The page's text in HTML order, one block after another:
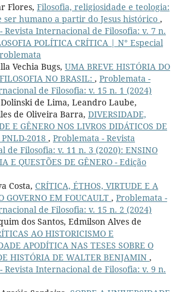
Flores, Filosofia, religiosidade e teologia:
ser humano a partir do Jesus histórico ,
Revista Internacional de Filosofia: v. 7 n.
POLÍTICA CRÍTICA | N° Especial
Vechia Bugs, UMA BREVE HISTÓRIA DO
NO BRASIL: , Problemata -
de Filosofia: v. 15 n. 1 (2024)
de Lima, Leandro Laube,
de Oliveira Barra, DIVERSIDADE,
E GÊNERO NOS LIVROS DIDÁTICOS DE
2018 , Problemata - Revista
de Filosofia: v. 11 n. 3 (2020): ENSINO
E QUESTÕES DE GÊNERO - Edição
Costa, CRÍTICA, ÉTHOS, VIRTUDE E A
GOVERNO EM FOUCAULT , Problemata -
de Filosofia: v. 15 n. 2 (2024)
dos Santos, Edmilson Alves de
AO HISTORICISMO E
APODÍTICA NAS TESES SOBRE O
HISTÓRIA DE WALTER BENJAMIN ,
Revista Internacional de Filosofia: v. 9 n.